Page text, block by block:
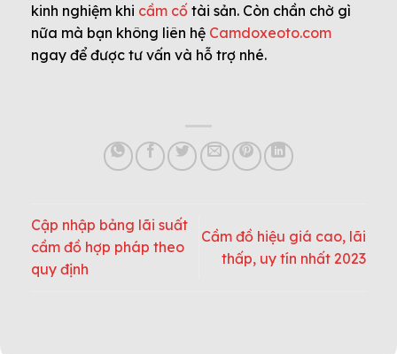
kinh nghiệm khi cầm cố tài sản. Còn chần chờ gì
nữa mà bạn không liên hệ Camdoxeoto.com
ngay để được tư vấn và hỗ trợ nhé.
Cập nhập bảng lãi suất
cầm đồ hợp pháp theo
quy định
Cầm đồ hiệu giá cao, lãi
thấp, uy tín nhất 2023